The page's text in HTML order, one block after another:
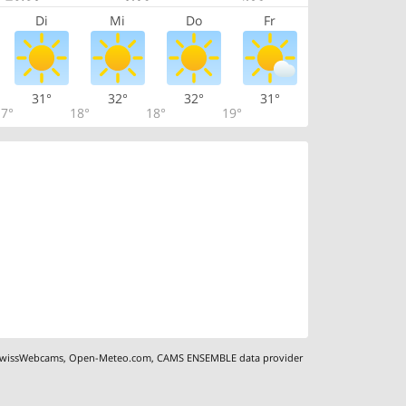
Di Mi Do Fr
31°
18°
32°
18°
32°
19°
31°
,Open-Meteo.com,CAMS ENSEMBLE data provider